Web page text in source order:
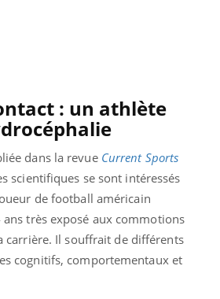
: un athlète
dans la revue Current Sports
scientifiques se sont intéressés
de football américain
très exposé aux commotions
carrière. Il souffrait de différents
cognitifs, comportementaux et